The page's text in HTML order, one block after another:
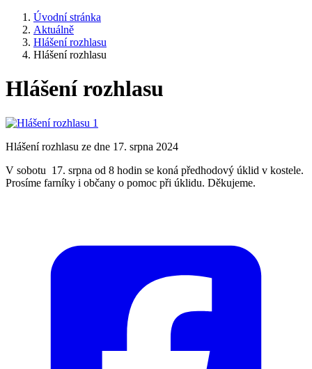
Úvodní stránka
Aktuálně
Hlášení rozhlasu
Hlášení rozhlasu
Hlášení rozhlasu
Hlášení rozhlasu ze dne 17. srpna 2024
V sobotu 17. srpna od 8 hodin se koná předhodový úklid v kostele.
Prosíme farníky i občany o pomoc při úklidu. Děkujeme.